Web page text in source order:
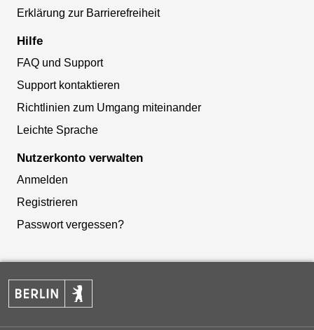
Erklärung zur Barrierefreiheit
Hilfe
FAQ und Support
Support kontaktieren
Richtlinien zum Umgang miteinander
Leichte Sprache
Nutzerkonto verwalten
Anmelden
Registrieren
Passwort vergessen?